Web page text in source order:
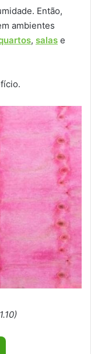
Então,
ambientes
, salas e